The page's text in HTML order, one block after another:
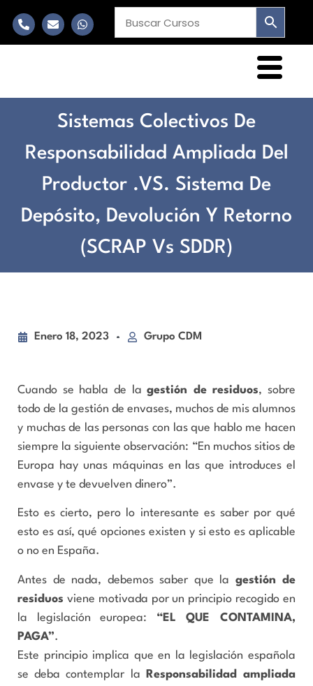
Sistemas Colectivos De
Responsabilidad Ampliada Del
Productor .VS. Sistema De
Depósito, Devolución Y Retorno
(SCRAP Vs SDDR)
Enero 18, 2023 Grupo CDM
Cuando se habla de lagestión de residuos, sobre
todo de la gestión de envases, muchos de mis alumnos
y muchas de las personas con las que hablo me hacen
siempre la siguiente observación: “En muchos sitios de
Europa hay unas máquinas en las que introduces el
envase y te devuelven dinero”.
Esto es cierto, pero lo interesante es saber por qué
esto es así, qué opciones existen y si esto es aplicable
o no en España.
Antes de nada, debemos saber que la gestión de
residuos viene motivada por un principio recogido en
la legislación europea: “EL QUE CONTAMINA,
PAGA”.
Este principio implica que en la legislación española
se deba contemplar la
Responsabilidad ampliada